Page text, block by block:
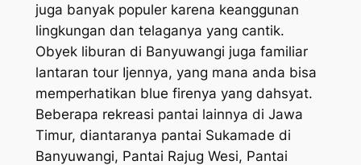
juga banyak populer karena keanggunan
lingkungan dan telaganya yang cantik.
Obyek liburan di Banyuwangi juga familiar
lantaran tour Ijennya, yang mana anda bisa
memperhatikan blue firenya yang dahsyat.
Beberapa rekreasi pantai lainnya di Jawa
Timur, diantaranya pantai Sukamade di
Banyuwangi, Pantai Rajug Wesi, Pantai